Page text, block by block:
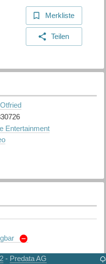
Merkliste
Teilen
Entertainment
- Predata AG